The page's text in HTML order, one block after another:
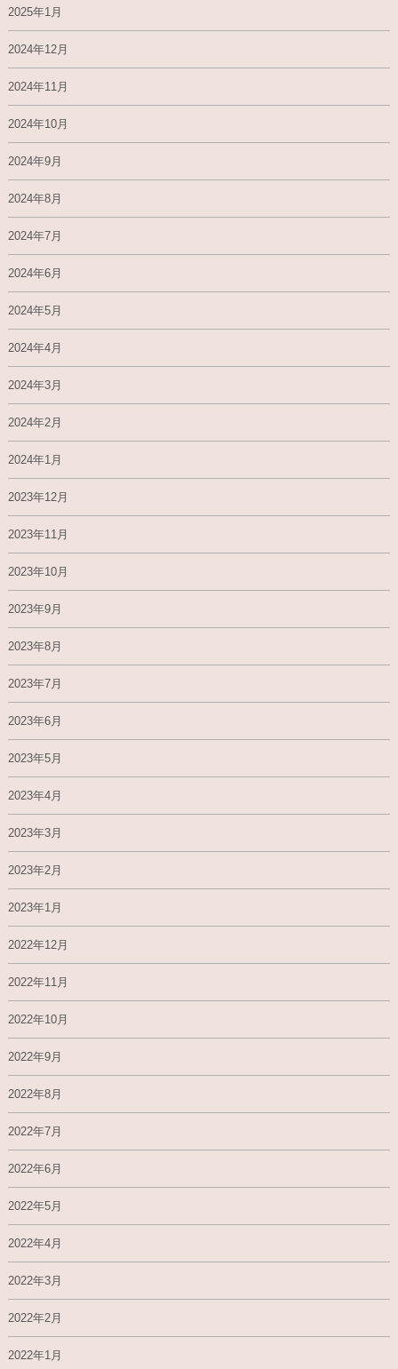
2025年1月
2024年12月
2024年11月
2024年10月
2024年9月
2024年8月
2024年7月
2024年6月
2024年5月
2024年4月
2024年3月
2024年2月
2024年1月
2023年12月
2023年11月
2023年10月
2023年9月
2023年8月
2023年7月
2023年6月
2023年5月
2023年4月
2023年3月
2023年2月
2023年1月
2022年12月
2022年11月
2022年10月
2022年9月
2022年8月
2022年7月
2022年6月
2022年5月
2022年4月
2022年3月
2022年2月
2022年1月